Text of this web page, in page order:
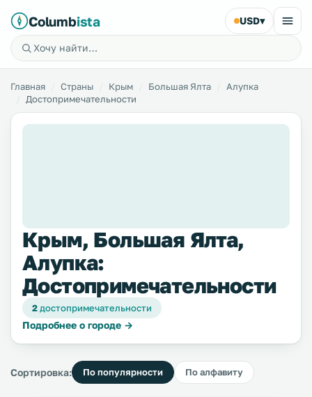
Columbista USD▾
Главная Страны Крым Большая Ялта
Алупка
Достопримечательности
Крым, Большая Ялта,
Алупка:
Достопримечательности
2достопримечательности
Подробнее о городе →
Сортировка: По популярности По алфавиту